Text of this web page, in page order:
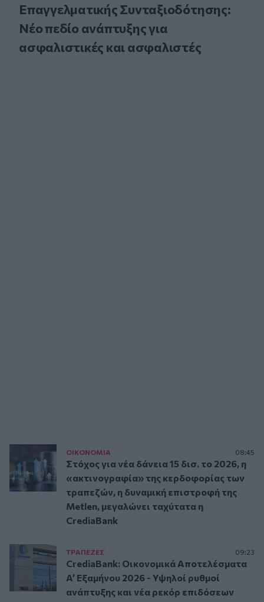
Επαγγελματικής Συνταξιοδότησης:
Νέο πεδίο ανάπτυξης για
ασφαλιστικές και ασφαλιστές
ΟΙΚΟΝΟΜΙΑ 08:45
Στόχος για νέα δάνεια 15 δισ. το 2026, η
«ακτινογραφία» της κερδοφορίας των
τραπεζών, η δυναμική επιστροφή της
Metlen, μεγαλώνει ταχύτατα η
CrediaBank
ΤΡAΠΕΖΕΣ 09:23
CrediaBank: Οικονομικά Αποτελέσματα
A’ Εξαμήνου 2026 - Υψηλοί ρυθμοί
ανάπτυξης και νέα ρεκόρ επιδόσεων